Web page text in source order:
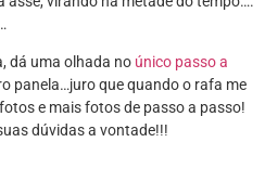
dá uma olhada no único passo a
panela…juro que quando o rafa me
e mais fotos de passo a passo!
dúvidas a vontade!!!